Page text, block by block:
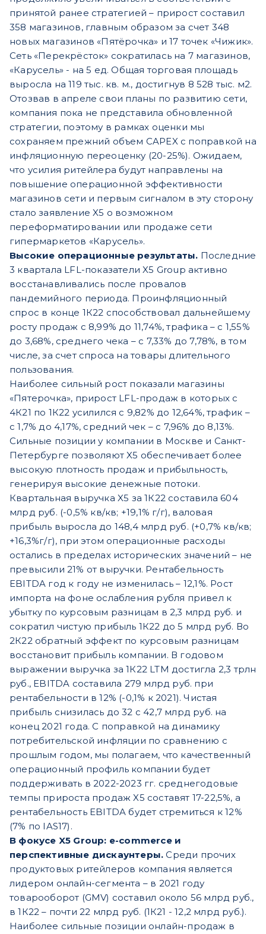
принятой ранее стратегией – прирост составил
358 магазинов, главным образом за счет 348
новых магазинов «Пятёрочка» и 17 точек «Чижик».
Сеть «Перекрёсток» сократилась на 7 магазинов,
«Карусель» - на 5 ед. Общая торговая площадь
выросла на 119 тыс. кв. м., достигнув 8 528 тыс. м2.
Отозвав в апреле свои планы по развитию сети,
компания пока не представила обновленной
стратегии, поэтому в рамках оценки мы
сохраняем прежний объем CAPEX с поправкой на
инфляционную переоценку (20-25%). Ожидаем,
что усилия ритейлера будут направлены на
повышение операционной эффективности
магазинов сети и первым сигналом в эту сторону
стало заявление X5 о возможном
переформатировании или продаже сети
гипермаркетов «Карусель».
Высокие операционные результаты. Последние
3 квартала LFL-показатели X5 Group активно
восстанавливались после провалов
пандемийного периода. Проинфляционный
спрос в конце 1К22 способствовал дальнейшему
росту продаж с 8,99% до 11,74%, трафика – с 1,55%
до 3,68%, среднего чека – с 7,33% до 7,78%, в том
числе, за счет спроса на товары длительного
пользования.
Наиболее сильный рост показали магазины
«Пятерочка», прирост LFL-продаж в которых с
4К21 по 1К22 усилился с 9,82% до 12,64%, трафик –
с 1,7% до 4,17%, средний чек – с 7,96% до 8,13%.
Cильные позиции у компании в Москве и Санкт-
Петербурге позволяют X5 обеспечивает более
высокую плотность продаж и прибыльность,
генерируя высокие денежные потоки.
Квартальная выручка X5 за 1К22 составила 604
млрд руб. (-0,5% кв/кв; +19,1% г/г), валовая
прибыль выросла до 148,4 млрд руб. (+0,7% кв/кв;
+16,3%г/г), при этом операционные расходы
остались в пределах исторических значений – не
превысили 21% от выручки. Рентабельность
EBITDA год к году не изменилась – 12,1%. Рост
импорта на фоне ослабления рубля привел к
убытку по курсовым разницам в 2,3 млрд руб. и
сократил чистую прибыль 1К22 до 5 млрд руб. Во
2К22 обратный эффект по курсовым разницам
восстановит прибыль компании. В годовом
выражении выручка за 1К22 LTM достигла 2,3 трлн
руб., EBITDA составила 279 млрд руб. при
рентабельности в 12% (-0,1% к 2021). Чистая
прибыль снизилась до 32 с 42,7 млрд руб. на
конец 2021 года. С поправкой на динамику
потребительской инфляции по сравнению с
прошлым годом, мы полагаем, что качественный
операционный профиль компании будет
поддерживать в 2022-2023 гг. среднегодовые
темпы прироста продаж X5 составят 17-22,5%, а
рентабельность EBITDA будет стремиться к 12%
(7% по IAS17).
В фокусе X5 Group: e-commerce и
перспективные дискаунтеры. Среди прочих
продуктовых ритейлеров компания является
лидером онлайн-сегмента – в 2021 году
товарооборот (GMV) составил около 56 млрд руб.,
в 1К22 – почти 22 млрд руб. (1К21 - 12,2 млрд руб.).
Наиболее сильные позиции онлайн-продаж в